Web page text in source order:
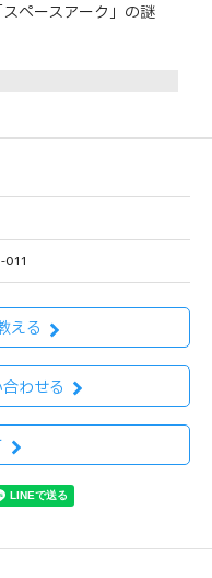
ペースアーク」の謎
える
わせる